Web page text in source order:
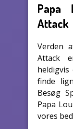
Papa
Attack
Verden
Attack
finde
Besøg
Papa
vores